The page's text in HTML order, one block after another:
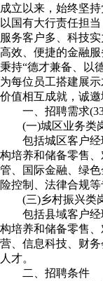
成立以来，始终坚
以国有大行责任担
服务客户多、科技
高效、便捷的金融
秉持“德才兼备、以
为每位员工搭建展
价值相互成就，诚
一、招聘需求
(一)城区业务类岗
包括城区客户经
构培养和储备零售
管、国际金融、绿
险控制、法律合规等
(三)乡村振兴类岗
包括县域客户经
构培养和储备零售
营、信息科技、财
人才。
二、招聘条件